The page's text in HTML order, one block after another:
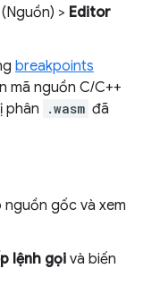
> Editor
breakpoints
mã nguồn C/C++
phân
.wasm đã
gốc và xem
lệnh gọi và biến